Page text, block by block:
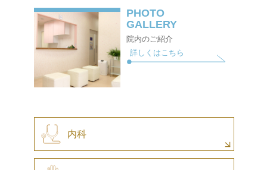
PHOTO
GALLERY
院内のご紹介
詳しくはこちら
内科